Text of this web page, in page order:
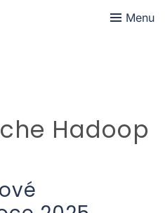
Menu
Hadoop